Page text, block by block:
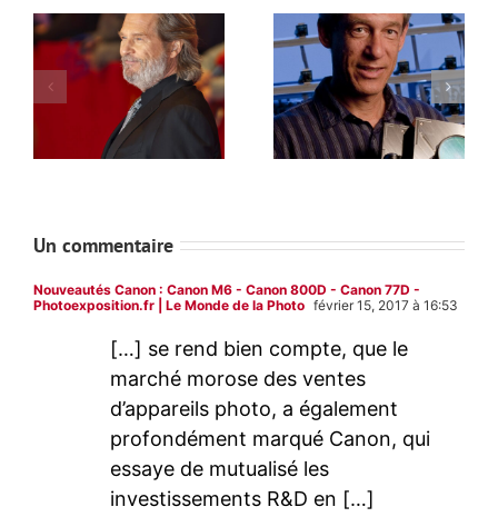
Un commentaire
Nouveautés Canon : Canon M6 - Canon 800D - Canon 77D -
Photoexposition.fr | Le Monde de la Photo février 15, 2017 à 16:53
[…] se rend bien compte, que le
marché morose des ventes
d’appareils photo, a également
profondément marqué Canon, qui
essaye de mutualisé les
investissements R&D en […]